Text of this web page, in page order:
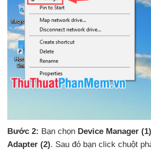
Bước 2: Bạn chọn Device Manager (1)
Adapter (2). Sau đó bạn click chuột